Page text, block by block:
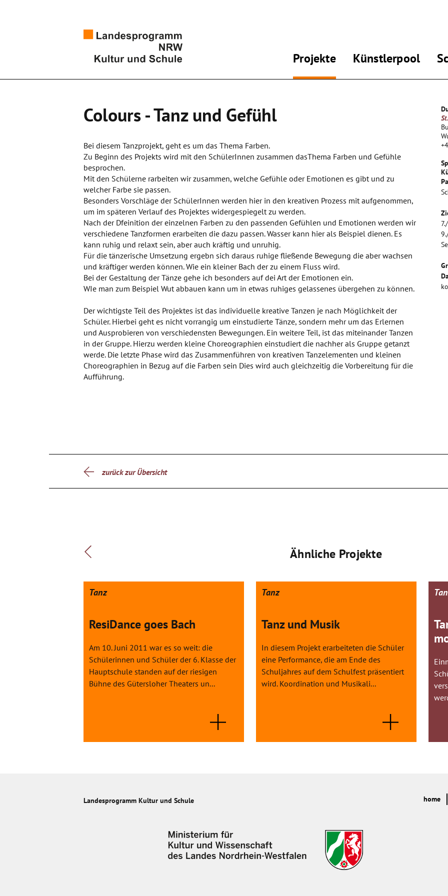
Projekte Künstlerpool
Colours - Tanz und Gefühl
Bei diesem Tanzprojekt, geht es um das Thema Farben.
Zu Beginn des Projekts wird mit den SchülerInnen zusammen dasThema Farben und Gefühle
besprochen.
Mit den Schülerne rarbeiten wir zusammen, welche Gefühle oder Emotionen es gibt und zu
welcher Farbe sie passen.
Besonders Vorschläge der SchülerInnen werden hier in den kreativen Prozess mit aufgenommen,
um im späteren Verlauf des Projektes widergespiegelt zu werden.
Nach der Dfeinition der einzelnen Farben zu den passenden Gefühlen und Emotionen werden wir
verschiedene Tanzformen erarbeiten die dazu passen. Wasser kann hier als Beispiel dienen. Es
kann ruhig und relaxt sein, aber auch kräftig und unruhig.
Für die tänzerische Umsetzung ergebn sich daraus ruhige fließende Bewegung die aber wachsen
und kräftiger werden können. Wie ein kleiner Bach der zu einem Fluss wird.
Bei der Gestaltung der Tänze gehe ich besonders auf dei Art der Emotionen ein.
WIe man zum Beispiel Wut abbauen kann um in etwas ruhiges gelassenes übergehen zu können.
Der wichtigste Teil des Projektes ist das individuelle kreative Tanzen je nach Möglichkeit der
Schüler. Hierbei geht es nicht vorrangig um einstudierte Tänze, sondern mehr um das Erlernen
und Ausprobieren von verschiedensten Bewegungen. Ein weitere Teil, ist das miteinander Tanzen
in der Gruppe. Hierzu werden kleine Choreographien einstudiert die nachher als Gruppe getanzt
werde. Die letzte Phase wird das Zusammenführen von kreativen Tanzelementen und kleinen
Choreographien in Bezug auf die Farben sein Dies wird auch gleichzeitig die Vorbereitung für die
Aufführung.
zurück zur Übersicht
Ähnliche Projekte
Tanz
ResiDance goes Bach
Am 10. Juni 2011 war es so weit: die
Schülerinnen und Schüler der 6. Klasse der
Hauptschule standen auf der riesigen
Bühne des Gütersloher Theaters un...
Tanz
Tanz und Musik
In diesem Projekt erarbeiteten die Schüler
eine Performance, die am Ende des
Schuljahres auf dem Schulfest präsentiert
wird. Koordination und Musikali...
Landesprogramm Kultur und Schule home